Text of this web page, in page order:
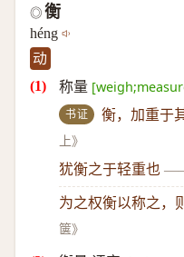
◎ 衡
héng
动
称量
书证 衡，加重于
上》
犹衡之于轻重也
为之权衡以称之，
箧》